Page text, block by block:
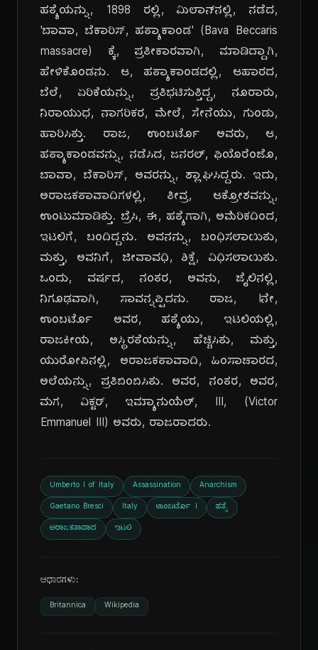
ಹತ್ಯೆಯನ್ನು, 1898 ರಲ್ಲಿ, ಮಿಲಾನ್‌ನಲ್ಲಿ, ನಡೆದ,
'ಬಾವಾ, ಬೆಕಾರಿಸ್, ಹತ್ಯಾಕಾಂಡ' (Bava Beccaris
massacre) ಕ್ಕೆ, ಪ್ರತೀಕಾರವಾಗಿ, ಮಾಡಿದ್ದಾಗಿ,
ಹೇಳಿಕೊಂಡನು. ಆ, ಹತ್ಯಾಕಾಂಡದಲ್ಲಿ, ಆಹಾರದ,
ಬೆಲೆ, ಏರಿಕೆಯನ್ನು, ಪ್ರತಿಭಟಿಸುತ್ತಿದ್ದ, ನೂರಾರು,
ನಿರಾಯುಧ, ನಾಗರಿಕರ, ಮೇಲೆ, ಸೇನೆಯು, ಗುಂಡು,
ಹಾರಿಸಿತ್ತು. ರಾಜ, ಉಂಬರ್ಟೊ ಅವರು, ಆ,
ಹತ್ಯಾಕಾಂಡವನ್ನು, ನಡೆಸಿದ, ಜನರಲ್, ಫಿಯೊರೆಂಜೊ,
ಬಾವಾ, ಬೆಕಾರಿಸ್, ಅವರನ್ನು, ಶ್ಲಾಘಿಸಿದ್ದರು. ಇದು,
ಅರಾಜಕತಾವಾದಿಗಳಲ್ಲಿ, ತೀವ್ರ, ಆಕ್ರೋಶವನ್ನು,
ಉಂಟುಮಾಡಿತ್ತು. ಬ್ರೆಸಿ, ಈ, ಹತ್ಯೆಗಾಗಿ, ಅಮೆರಿಕದಿಂದ,
ಇಟಲಿಗೆ, ಬಂದಿದ್ದನು. ಅವನನ್ನು, ಬಂಧಿಸಲಾಯಿತು,
ಮತ್ತು, ಅವನಿಗೆ, ಜೀವಾವಧಿ, ಶಿಕ್ಷೆ, ವಿಧಿಸಲಾಯಿತು.
ಒಂದು, ವರ್ಷದ, ನಂತರ, ಅವನು, ಜೈಲಿನಲ್ಲಿ,
ನಿಗೂಢವಾಗಿ, ಸಾವನ್ನಪ್ಪಿದನು. ರಾಜ, Iನೇ,
ಉಂಬರ್ಟೊ ಅವರ, ಹತ್ಯೆಯು, ಇಟಲಿಯಲ್ಲಿ,
ರಾಜಕೀಯ, ಅಸ್ಥಿರತೆಯನ್ನು, ಹೆಚ್ಚಿಸಿತು, ಮತ್ತು,
ಯುರೋಪಿನಲ್ಲಿ, ಅರಾಜಕತಾವಾದಿ, ಹಿಂಸಾಚಾರದ,
ಅಲೆಯನ್ನು, ಪ್ರತಿಬಿಂಬಿಸಿತು. ಅವರ, ನಂತರ, ಅವರ,
ಮಗ, ವಿಕ್ಟರ್, ಇಮ್ಯಾನುಯೆಲ್, III, (Victor
Emmanuel III) ಅವರು, ರಾಜರಾದರು.
Umberto I of Italy Assassination Anarchism
Gaetano Bresci Italy ಉಂಬರ್ಟೊ I ಹತ್ಯೆ
ಅರಾಜಕತಾವಾದ ಇಟಲಿ
ಆಧಾರಗಳು:
Britannica Wikipedia